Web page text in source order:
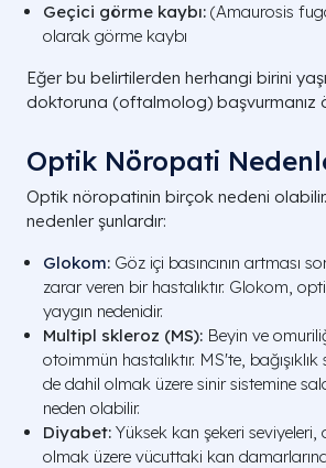
Geçici görme kaybı: (Amaurosis
olarak görme kaybı
Eğer bu belirtilerden herhangi birini
doktoruna (oftalmolog) başvurmanız
Optik Nöropati
Optik nöropatinin birçok nedeni olabilir.
nedenler şunlardır:
Glokom: Göz içi basıncının artması
zarar veren bir hastalıktır. Glokom,
yaygın nedenidir.
Multipl skleroz (MS): Beyin ve
otoimmün hastalıktır. MS'te,
de dahil olmak üzere sinir sistemine
neden olabilir.
Diyabet: Yüksek kan şekeri
olmak üzere vücuttaki kan